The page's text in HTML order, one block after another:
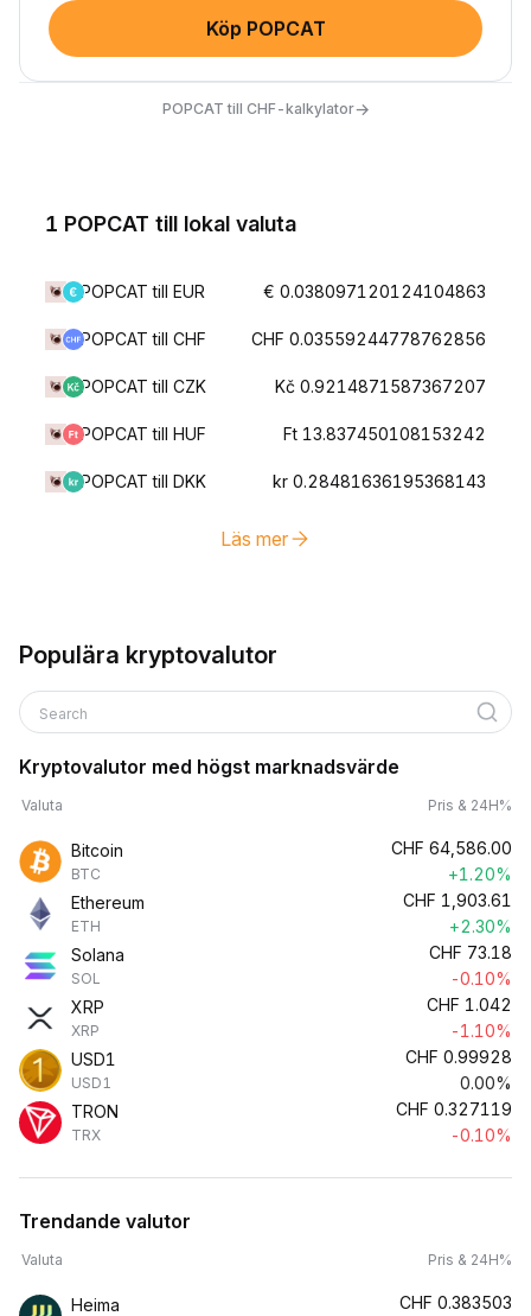
Köp POPCAT
POPCAT till CHF-kalkylator→
1 POPCAT till lokal valuta
POPCAT till EUR € 0.038097120124104863
POPCAT till CHF CHF 0.03559244778762856
POPCAT till CZK Kč 0.9214871587367207
POPCAT till HUF Ft 13.837450108153242
POPCAT till DKK kr 0.28481636195368143
Läs mer
Populära kryptovalutor
Search
Kryptovalutor med högst marknadsvärde
Valuta Pris & 24H%
Bitcoin
BTC
CHF 64,586.00
+1.20%
Ethereum
ETH
CHF 1,903.61
+2.30%
Solana
SOL
CHF 73.18
-0.10%
XRP
XRP
CHF 1.042
-1.10%
USD1
USD1
CHF 0.99928
0.00%
TRON
TRX
CHF 0.327119
-0.10%
Trendande valutor
Valuta Pris & 24H%
Heima CHF 0.383503